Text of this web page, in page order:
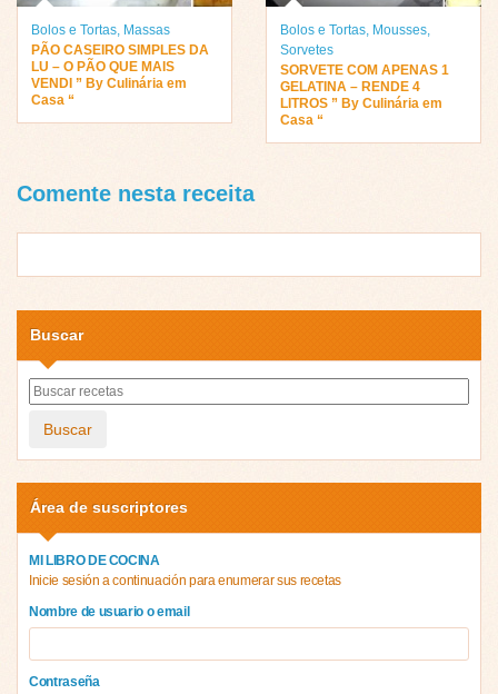
Bolos e Tortas, Massas
PÃO CASEIRO SIMPLES DA
LU – O PÃO QUE MAIS
VENDI ” By Culinária em
Casa “
Bolos e Tortas, Mousses,
Sorvetes
SORVETE COM APENAS 1
GELATINA – RENDE 4
LITROS ” By Culinária em
Casa “
Comente nesta receita
Buscar
Buscar
Área de suscriptores
MI LIBRO DE COCINA
Inicie sesión a continuación para enumerar sus recetas
Nombre de usuario o email
Contraseña